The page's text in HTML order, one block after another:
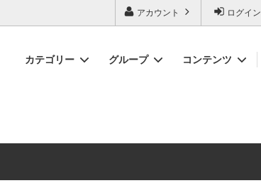
ログイン
アカウント
カテゴリー グループ コンテンツ